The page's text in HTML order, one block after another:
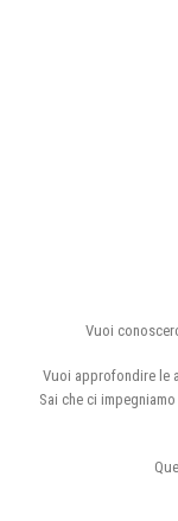
Vuoi
Vuoi approfondire le
Sai che ci